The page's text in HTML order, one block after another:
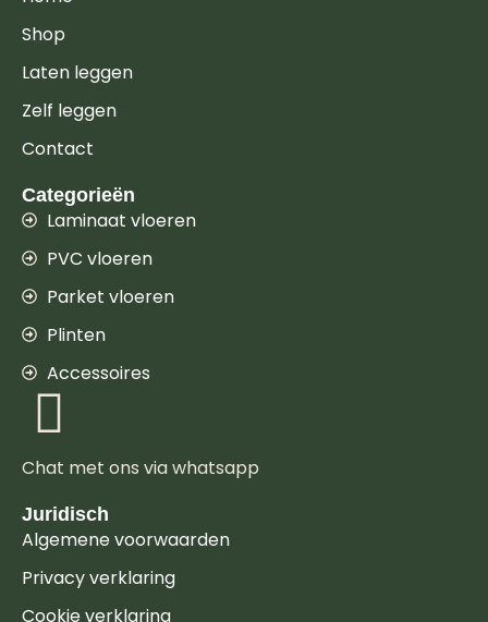
Shop
Laten leggen
Zelf leggen
Contact
Categorieën
Laminaat vloeren
PVC vloeren
Parket vloeren
Plinten
Accessoires
Chat met ons via whatsapp
Juridisch
Algemene voorwaarden
Privacy verklaring
Cookie verklaring